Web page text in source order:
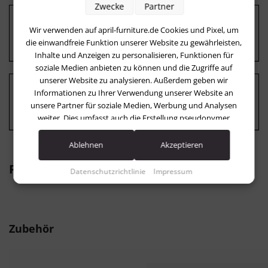
Was versteht man unter einem Gartenlounge
Set?
Was sind die Vorteile eines Gartenlounge
Sets?
Passende Produkte
Produktgalerie überspringen
Zubehör
Wir verwenden auf april-furniture.de Cookies und Pixel, um
die einwandfreie Funktion unserer Website zu gewährleisten,
Inhalte und Anzeigen zu personalisieren, Funktionen für
soziale Medien anbieten zu können und die Zugriffe auf
unserer Website zu analysieren. Außerdem geben wir
Informationen zu Ihrer Verwendung unserer Website an
unsere Partner für soziale Medien, Werbung und Analysen
weiter. Dies umfasst auch die Erstellung pseudonymer
Nutzungsprofile. Unsere Partner (LinkedIn Ireland Unlimited
Company Facebook Google Advertising Products Pinterest)
Daten zusammen, die Sie ihnen bereitgestellt haben (bspw.
widerrufen, indem Sie auf den Datenschutz-Button links
Datenschutzrichtlinie Impressum
Zwecke Partner
Ablehnen Akzeptieren